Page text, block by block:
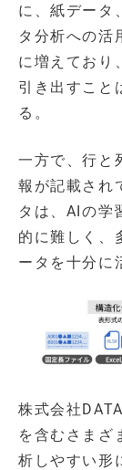
に、紙データ
タ分析への活
に増えており
引き出すこと
る。
一方で、行と
報が記載され
タは、AIの学
的に難しく、
ータを十分に
株式会社
を含むさまざ
析しやすい形